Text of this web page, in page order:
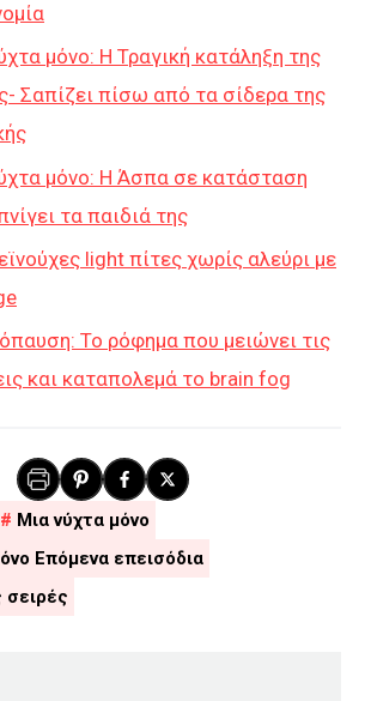
μόνο: Η Τραγική κατάληξη της
Σαπίζει πίσω από τα σίδερα της
μόνο: Η Άσπα σε κατάσταση
τα παιδιά της
light πίτες χωρίς αλεύρι με
Το ρόφημα που μειώνει τις
και καταπολεμά το brain fog
Μια νύχτα μόνο
Επόμενα επεισόδια
σειρές